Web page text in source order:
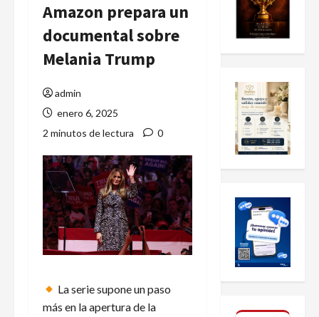
Amazon prepara un
documental sobre
Melania Trump
admin
enero 6, 2025
2 minutos de lectura
0
La serie supone un paso
más en la apertura de la